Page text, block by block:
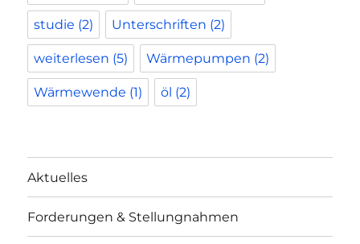
studie (2) Unterschriften (2)
weiterlesen (5) Wärmepumpen (2)
Wärmewende (1) öl (2)
Aktuelles
Forderungen & Stellungnahmen